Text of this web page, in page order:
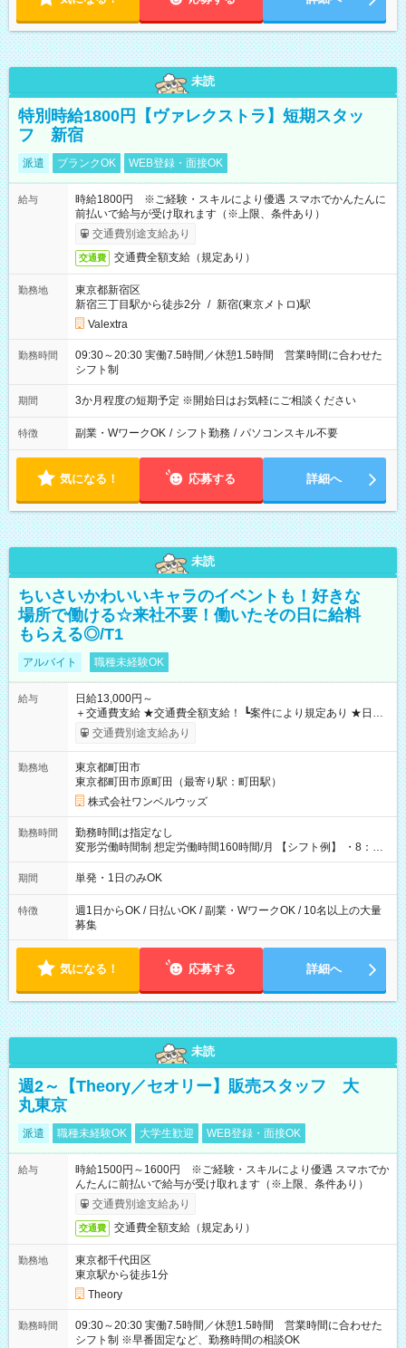
未読
特別時給1800円【ヴァレクストラ】短期スタッ
フ 新宿
派遣 ブランクOK WEB登録・面接OK
給与
時給1800円 ※ご経験・スキルにより優遇 スマホでかんたんに
前払いで給与が受け取れます（※上限、条件あり）
交通費別途支給あり
交通費 交通費全額支給（規定あり）
勤務地
東京都新宿区
新宿三丁目駅から徒歩2分 / 新宿(東京メトロ)駅
Valextra
勤務時間
09:30～20:30 実働7.5時間／休憩1.5時間 営業時間に合わせた
シフト制
期間 3か月程度の短期予定 ※開始日はお気軽にご相談ください
特徴 副業・WワークOK / シフト勤務 / パソコンスキル不要
気になる！ 応募する 詳細へ
未読
ちいさいかわいいキャラのイベントも！好きな
場所で働ける☆来社不要！働いたその日に給料
もらえる◎/T1
アルバイト 職種未経験OK
給与
日給13,000円～
＋交通費支給 ★交通費全額支給！ ┗案件により規定あり ★日払
いOK！（規定あり） ┗働いたその日に現金GET♪ お仕事後はコ
ンビニATMから 日払い分を引き落とせます！ 【試用期間】試
交通費別途支給あり
勤務地
東京都町田市
東京都町田市原町田（最寄り駅：町田駅）
株式会社ワンベルウッズ
勤務時間
勤務時間は指定なし
変形労働時間制 想定労働時間160時間/月 【シフト例】 ・8：00
～21：00
期間 単発・1日のみOK
特徴
週1日からOK / 日払いOK / 副業・WワークOK / 10名以上の大量
募集
気になる！ 応募する 詳細へ
未読
週2～【Theory／セオリー】販売スタッフ 大
丸東京
派遣 職種未経験OK 大学生歓迎 WEB登録・面接OK
給与
時給1500円～1600円 ※ご経験・スキルにより優遇 スマホでか
んたんに前払いで給与が受け取れます（※上限、条件あり）
交通費別途支給あり
交通費 交通費全額支給（規定あり）
勤務地
東京都千代田区
東京駅から徒歩1分
Theory
勤務時間
09:30～20:30 実働7.5時間／休憩1.5時間 営業時間に合わせた
シフト制 ※早番固定など、勤務時間の相談OK